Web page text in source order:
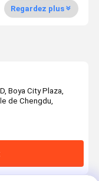
Regardez plus
Boya City Plaza,
de Chengdu,